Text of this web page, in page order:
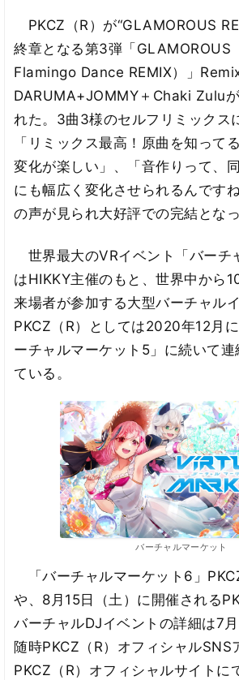
PKCZ（R）が“GLAMOROUS
終章となる第3弾「GLAMOROUS
Flamingo Dance REMIX）」
DARUMA+JOMMY＋Chaki Zulu
れた。3曲3様のセルフリミックス
「リミックス最高！原曲を知って
変化が楽しい」、「音作りって、
にも幅広く変化させられるんです
の声が見られ大好評での完結となっ
世界最大のVRイベント「バーチ
はHIKKY主催のもと、世界中から
来場者が参加する大型バーチャルイ
PKCZ（R）としては2020年12月
ーチャルマーケット5」に続いて
ている。
バーチャルマーケット
「バーチャルマーケット6」
や、8月15日（土）に開催される
バーチャルDJイベントの詳細は7
随時PKCZ（R）オフィシャルSNS
PKCZ（R）オフィシャルサイトに